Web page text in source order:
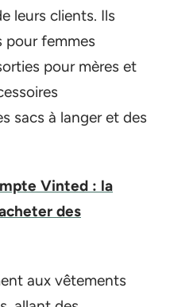
leurs clients. Ils
pour femmes
pour mères et
sacs à langer et des
Vinted : la
des
aux vêtements